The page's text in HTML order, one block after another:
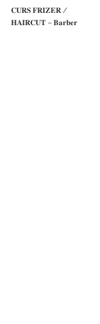
𝐂𝐔𝐑𝐒 𝐅𝐑𝐈𝐙𝐄𝐑 /
𝐇𝐀𝐈𝐑𝐂𝐔𝐓 – 𝐁𝐚𝐫𝐛𝐞𝐫